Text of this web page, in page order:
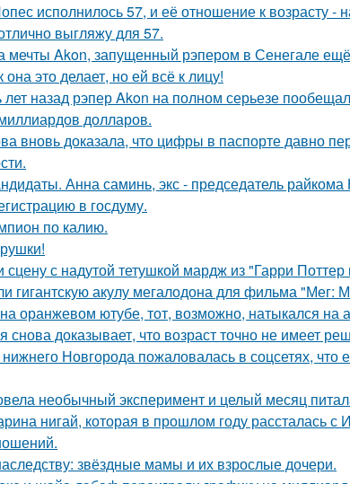
исполнилось 57, и её отношение к возрасту -
выгляжу для 57.
мечты Akon, запущенный рэпером в Сенегале
это делает, но ей всё к лицу!
назад рэпер Akon на полном серьезе
долларов.
вновь доказала, что цифры в паспорте давно
Анна саминь, экс - председатель
в госдуму.
по калию.
сцену с надутой тетушкой мардж из "Гарри Поттер
гигантскую акулу мегалодона для фильма "Мег:
оранжевом ютубе, тот, возможно, натыкался
снова доказывает, что возраст точно не имеет
Новгорода пожаловалась в соцсетях, что
необычный эксперимент и целый месяц
нигай, которая в прошлом году рассталась
звёздные мамы и их взрослые дочери.